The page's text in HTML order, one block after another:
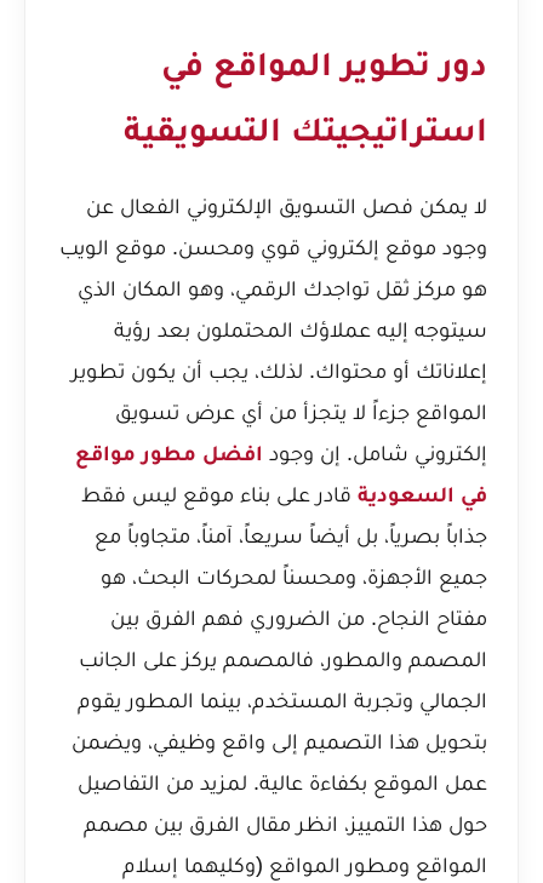
دور تطوير المواقع في
استراتيجيتك التسويقية
لا يمكن فصل التسويق الإلكتروني الفعال عن
وجود موقع إلكتروني قوي ومحسن. موقع الويب
هو مركز ثقل تواجدك الرقمي، وهو المكان الذي
سيتوجه إليه عملاؤك المحتملون بعد رؤية
إعلاناتك أو محتواك. لذلك، يجب أن يكون تطوير
المواقع جزءاً لا يتجزأ من أي عرض تسويق
إلكتروني شامل. إن وجود افضل مطور مواقع
في السعودية قادر على بناء موقع ليس فقط
جذاباً بصرياً، بل أيضاً سريعاً، آمناً، متجاوباً مع
جميع الأجهزة، ومحسناً لمحركات البحث، هو
مفتاح النجاح. من الضروري فهم الفرق بين
المصمم والمطور، فالمصمم يركز على الجانب
الجمالي وتجربة المستخدم، بينما المطور يقوم
بتحويل هذا التصميم إلى واقع وظيفي، ويضمن
عمل الموقع بكفاءة عالية. لمزيد من التفاصيل
حول هذا التمييز، انظر مقال الفرق بين مصمم
المواقع ومطور المواقع (وكليهما إسلام